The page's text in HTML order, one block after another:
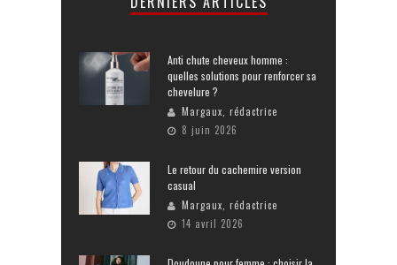
Anti chute cheveux homme :
quelles solutions pour renforcer sa
chevelure ?
Margaux, rédactrice
8 juin 2026
Le retour du cachemire version
casual
Margaux, rédactrice
14 avril 2026